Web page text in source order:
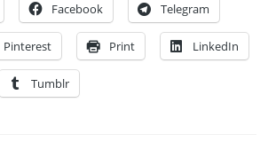
Facebook Telegram
Pinterest Print LinkedIn
Tumblr